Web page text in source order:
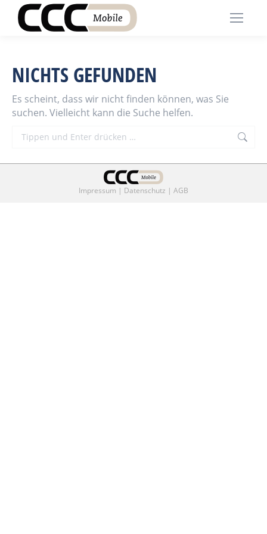
NICHTS GEFUNDEN
Es scheint, dass wir nicht finden können, was Sie
suchen. Vielleicht kann die Suche helfen.
Search:
Impressum | Datenschutz | AGB